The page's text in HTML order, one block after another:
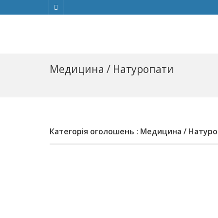
Медицина / Натуропати
Категорія оголошень : Медицина /